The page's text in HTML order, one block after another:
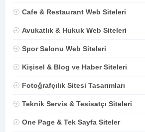
Cafe & Restaurant Web Siteleri
Avukatlık & Hukuk Web Siteleri
Spor Salonu Web Siteleri
Kişisel & Blog ve Haber Siteleri
Fotoğrafçılık Sitesi Tasarımları
Teknik Servis & Tesisatçı Siteleri
One Page & Tek Sayfa Siteler